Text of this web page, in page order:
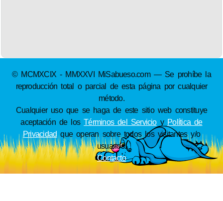
© MCMXCIX - MMXXVI MiSabueso.com — Se prohíbe la
reproducción total o parcial de esta página por cualquier
método.
Cualquier uso que se haga de este sitio web constituye
aceptación de losTérminos del Servicioy Política de
Privacidad que operan sobre todos los visitantes y/o
usuarios.
Contacto